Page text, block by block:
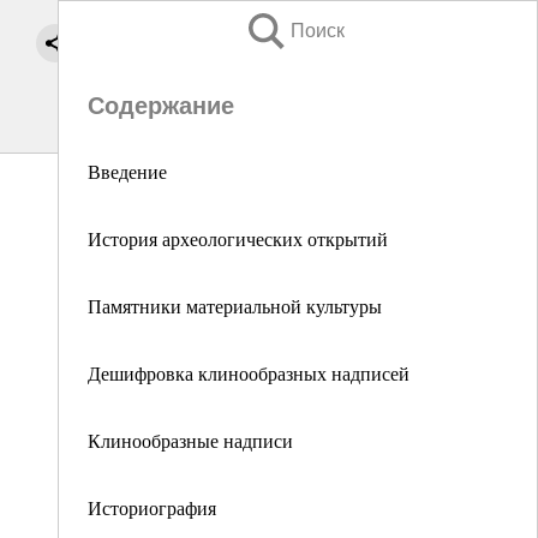
Поиск
Содержание
Введение
История археологических открытий
Памятники материальной культуры
Дешифровка клинообразных надписей
Клинообразные надписи
Историография